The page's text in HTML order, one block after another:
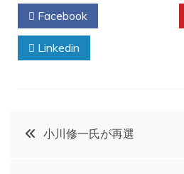
Facebook
Linkedin
投
小川修一氏が再選